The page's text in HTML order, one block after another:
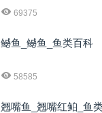
69375
鳡鱼_鳡鱼_鱼类百科
58585
翘嘴鱼_翘嘴红鲌_鱼